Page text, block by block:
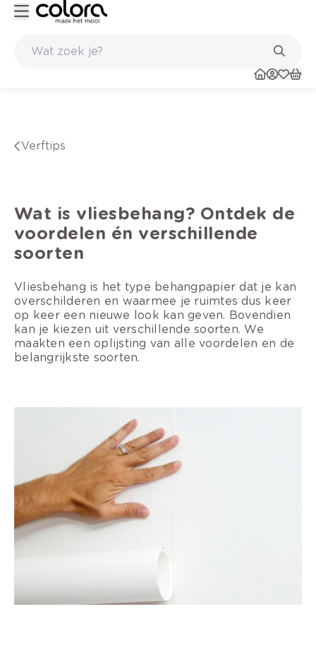
verftips
Wat is vliesbehang? Ontdek de
voordelen én verschillende
soorten
Vliesbehang is het type behangpapier dat je kan
overschilderen en waarmee je ruimtes dus keer
op keer een nieuwe look kan geven. Bovendien
kan je kiezen uit verschillende soorten. We
maakten een oplijsting van alle voordelen en de
belangrijkste soorten.